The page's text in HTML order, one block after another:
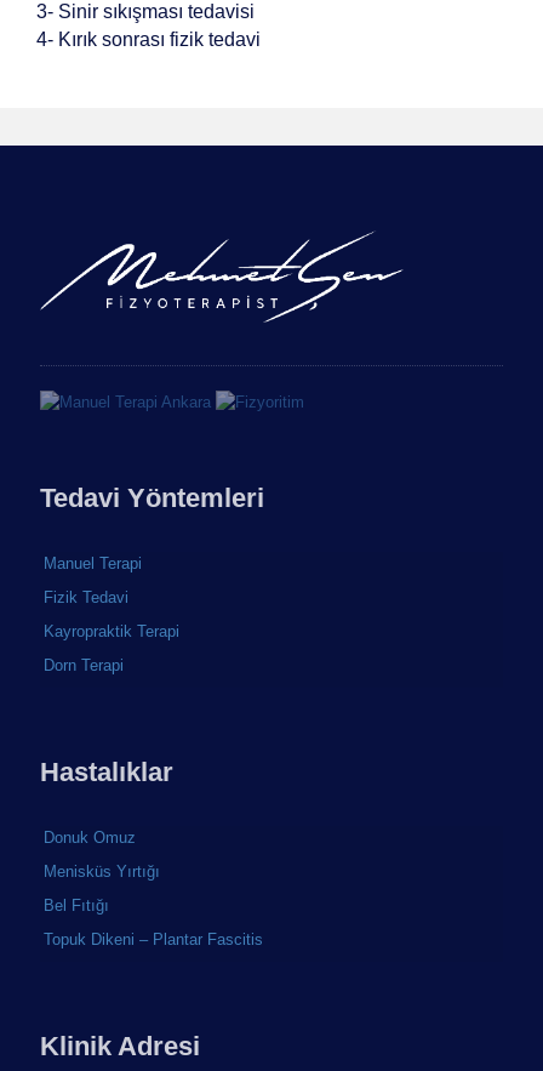
3- Sinir sıkışması tedavisi
4- Kırık sonrası fizik tedavi
Tedavi Yöntemleri
Manuel Terapi
Fizik Tedavi
Kayropraktik Terapi
Dorn Terapi
Hastalıklar
Donuk Omuz
Menisküs Yırtığı
Bel Fıtığı
Topuk Dikeni – Plantar Fascitis
Klinik Adresi